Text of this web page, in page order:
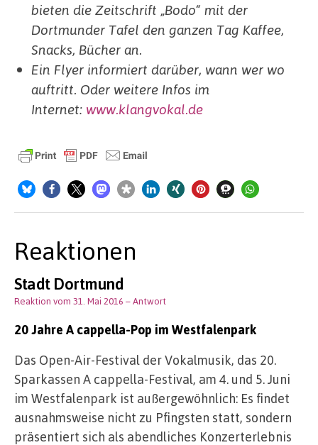
bieten die Zeitschrift „Bodo“ mit der
Dortmunder Tafel den ganzen Tag Kaffee,
Snacks, Bücher an.
Ein Flyer informiert darüber, wann wer wo
auftritt. Oder weitere Infos im
Internet: www.klangvokal.de
Reaktionen
Stadt Dortmund
Reaktion vom 31. Mai 2016 – Antwort
20 Jahre A cappella-Pop im Westfalenpark
Das Open-Air-Festival der Vokalmusik, das 20.
Sparkassen A cappella-Festival, am 4. und 5. Juni
im Westfalenpark ist außergewöhnlich: Es findet
ausnahmsweise nicht zu Pfingsten statt, sondern
präsentiert sich als abendliches Konzerterlebnis